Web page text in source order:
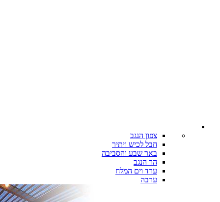
צפון הנגב
חבל לכיש ויתיר
באר שבע והסביבה
הר הנגב
ערד וים המלח
ערבה